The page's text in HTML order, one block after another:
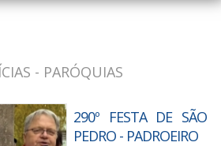
- PARÓQUIAS
290º FESTA DE SÃO
PEDRO - PADROEIRO